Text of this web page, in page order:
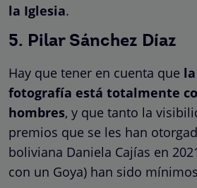
la Iglesia.
5. Pilar Sánchez Díaz
Hay que tener en cuenta que
fotografía está totalmente
hombres, y que tanto la
premios que se les han
boliviana Daniela Cajías en
con un Goya) han sido